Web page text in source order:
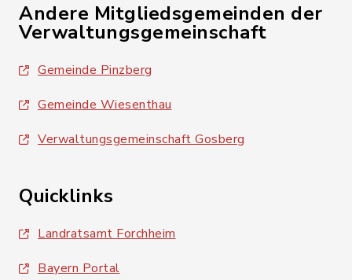
Andere Mitgliedsgemeinden der
Verwaltungsgemeinschaft
Gemeinde Pinzberg
Gemeinde Wiesenthau
Verwaltungsgemeinschaft Gosberg
Quicklinks
Landratsamt Forchheim
Bayern Portal